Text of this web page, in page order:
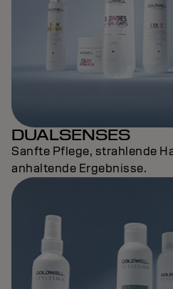
DUALSENSES
Sanfte Pflege, strahlende
anhaltende Ergebnisse.